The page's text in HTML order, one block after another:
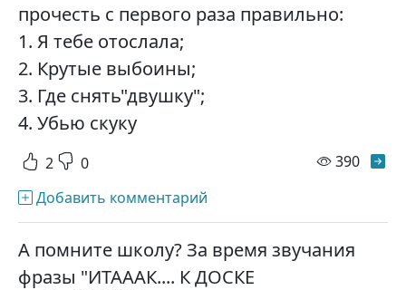
прочесть с первого раза правильно:
1. Я тебе отослала;
2. Крутые выбоины;
3. Где снять"двушку";
4. Убью скуку
2 0 390
Добавить комментарий
А помните школу? За время звучания
фразы "ИТАААК.... К ДОСКЕ